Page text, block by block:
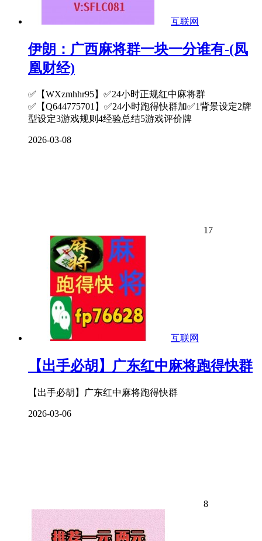
互联网
伊朗：广西麻将群一块一分谁有-(凤
凰财经)
✅【WXzmhhr95】✅24小时正规红中麻将群
✅【Q644775701】✅24小时跑得快群加✅1背景设定2牌
型设定3游戏规则4经验总结5游戏评价牌
2026-03-08
17
互联网
【出手必胡】广东红中麻将跑得快群
【出手必胡】广东红中麻将跑得快群
2026-03-06
8